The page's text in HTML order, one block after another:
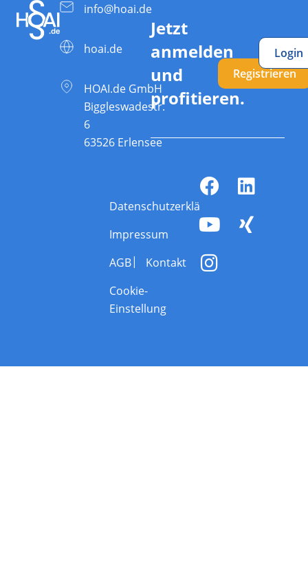
info@hoai.de
hoai.de
HOAI.de GmbH
Biggleswadestr.
6
63526 Erlensee
Jetzt
anmelden
und
profitieren.
Registrieren
Login
Datenschutzerklärung
Impressum
AGB
Kontakt
Cookie-
Einstellung